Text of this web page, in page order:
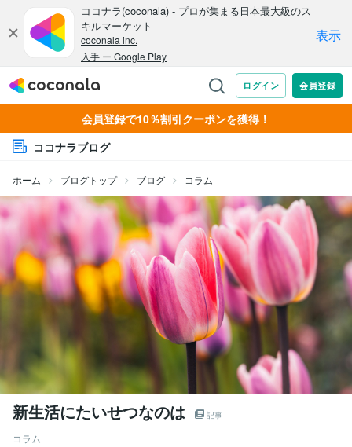
会員登録で10％割引クーポンを獲得！
ココナラブログ
ホーム ブログトップ ブログ コラム
新生活にたいせつなのは 記事
コラム